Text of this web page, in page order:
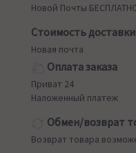
Новой Почты
Стоимость
Новая почта
Оплата заказа
Приват 24
Наложенный платеж
Обмен/возврат
Возврат товара